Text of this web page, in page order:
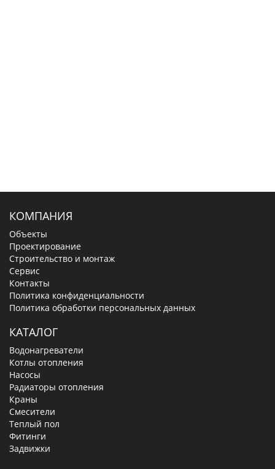
КОМПАНИЯ
Объекты
Проектирование
Строительство и монтаж
Сервис
Контакты
Политика конфиденциальности
Политика обработки персональных данных
КАТАЛОГ
Водонагреватели
Котлы отопления
Насосы
Радиаторы отопления
Краны
Смесители
Теплый пол
Фитинги
Задвижки